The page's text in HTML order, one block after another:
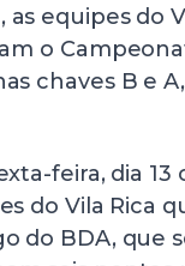
equipes do
o
chaves B e
feira, dia 13
do Vila Rica
do BDA, que